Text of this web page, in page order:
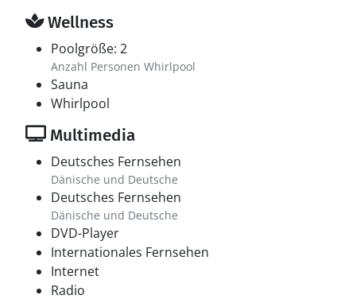
Wellness
Poolgröße: 2
Anzahl Personen Whirlpool
Sauna
Whirlpool
Multimedia
Deutsches Fernsehen
Dänische und Deutsche
Deutsches Fernsehen
Dänische und Deutsche
DVD-Player
Internationales Fernsehen
Internet
Radio